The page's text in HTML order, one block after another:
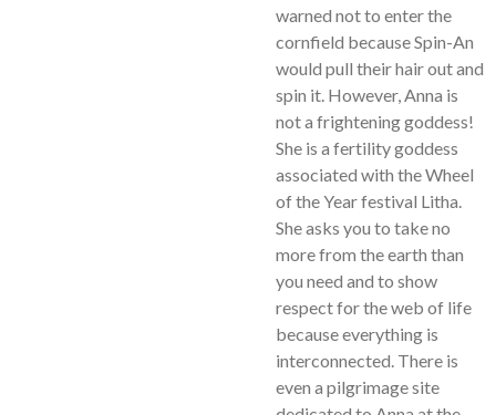
warned not to enter the
cornfield because Spin-An
would pull their hair out and
spin it. However, Anna is
not a frightening goddess!
She is a fertility goddess
associated with the Wheel
of the Year festival Litha.
She asks you to take no
more from the earth than
you need and to show
respect for the web of life
because everything is
interconnected. There is
even a pilgrimage site